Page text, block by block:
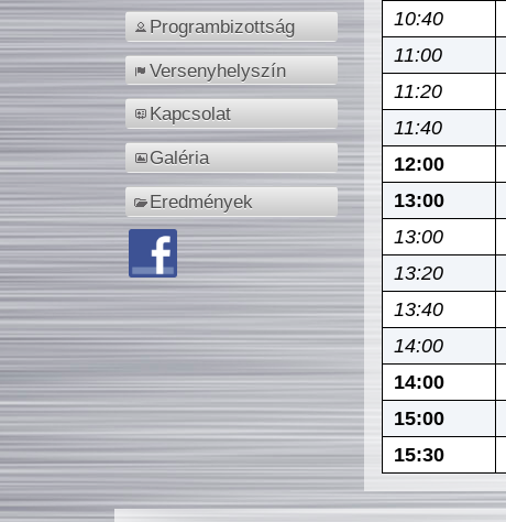
Programbizottság
Versenyhelyszín
Kapcsolat
Galéria
Eredmények
10:40
11:00
11:20
11:40
12:00
13:00
13:00
13:20
13:40
14:00
14:00
15:00
15:30